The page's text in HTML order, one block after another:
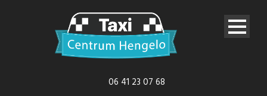
06 41 23 07 68